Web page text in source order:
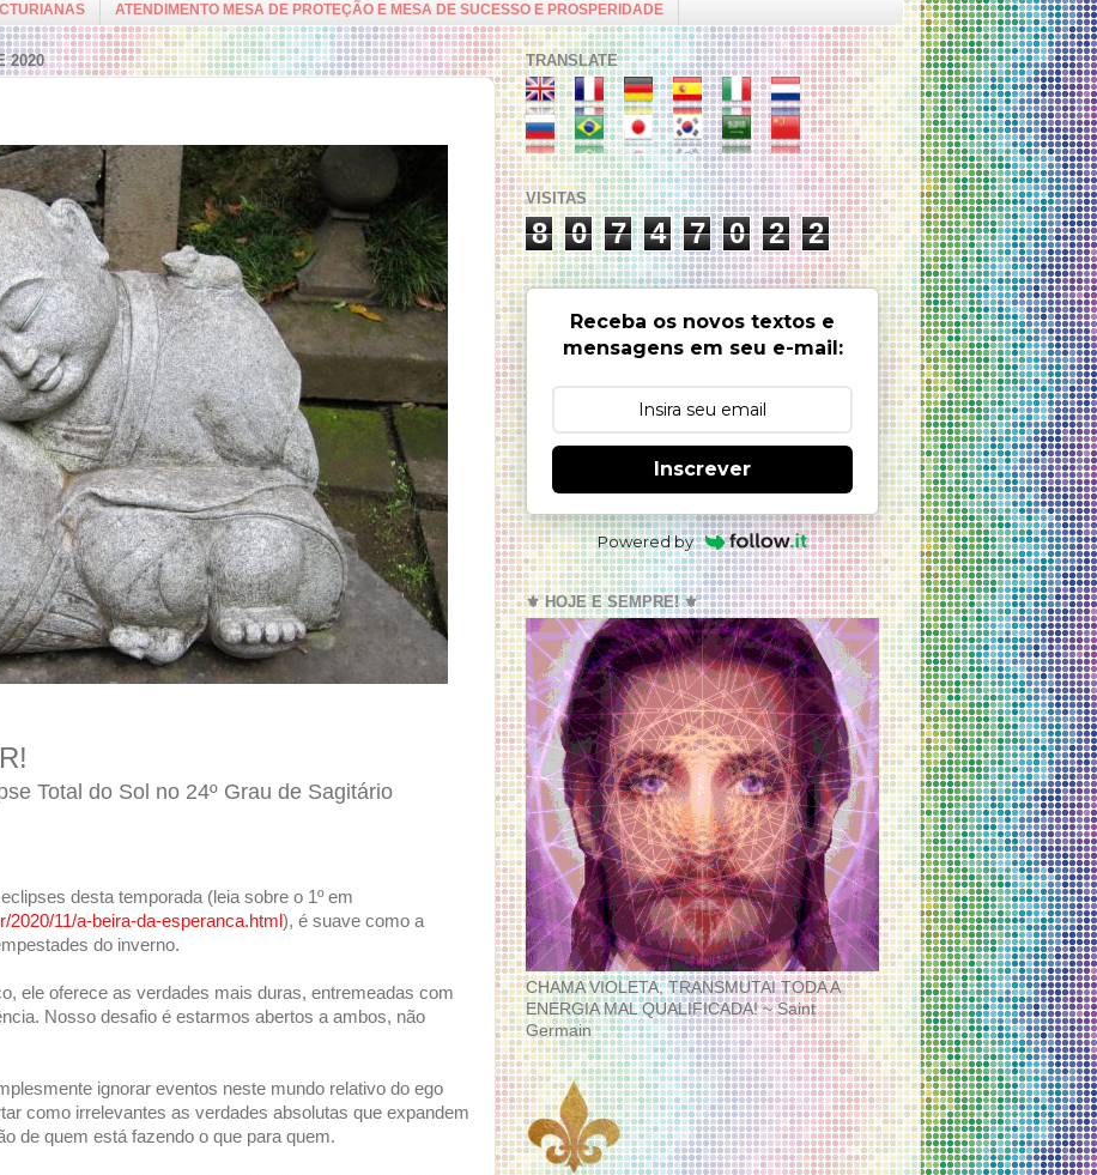
ATENDIMENTO MESA DE PROTEÇÃO E MESA DE SUCESSO E PROSPERIDADE
2020
Total do Sol no 24º Grau de Sagitário
desta temporada (leia sobre o 1º em
11/a-beira-da-esperanca.html ), é suave como a
do inverno.
ele oferece as verdades mais duras, entremeadas com
Nosso desafio é estarmos abertos a ambos, não
ignorar eventos neste mundo relativo do ego
como irrelevantes as verdades absolutas que expandem
de quem está fazendo o que para quem.
TRANSLATE
VISITAS
8 0 7 4 7 0 2 2
Receba os novos textos e
mensagens em seu e-mail:
Inscrever
Powered by
⚜️ HOJE E SEMPRE! ⚜️
CHAMA VIOLETA, TRANSMUTAI TODA A
ENERGIA MAL QUALIFICADA! ~ Saint
Germain